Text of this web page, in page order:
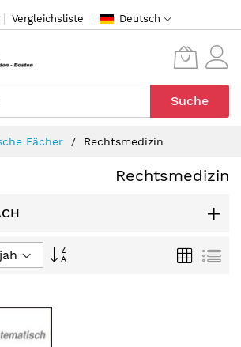
Vergleichsliste Deutsch
Suche
Fächer Rechtsmedizin
Rechtsmedizin
aufsteigender
Raster